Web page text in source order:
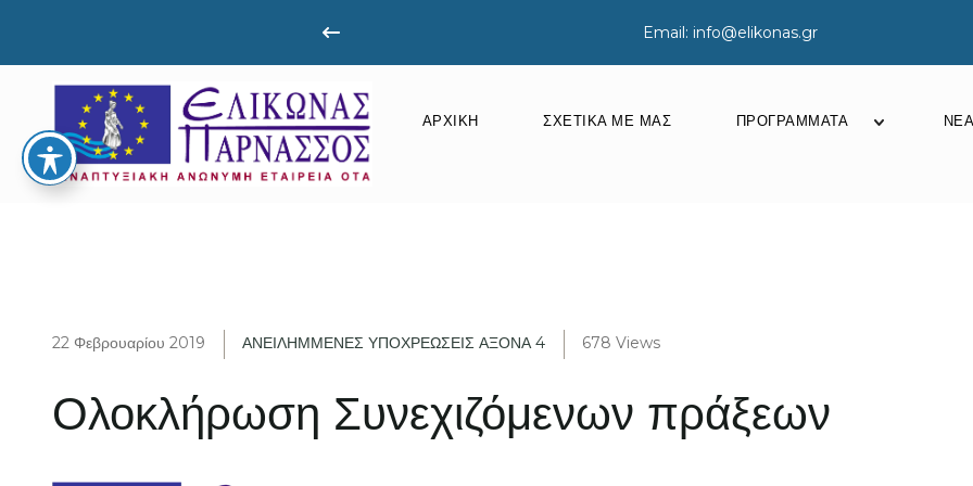
Email: info@elikonas.gr
ΑΡΧΙΚΉ ΣΧΕΤΙΚΆ ΜΕ ΜΑΣ ΠΡΟΓΡΆΜΜΑΤΑ ΝΈΑ
22 Φεβρουαρίου 2019 ΑΝΕΙΛΗΜΜΕΝΕΣ ΥΠΟΧΡΕΩΣΕΙΣ ΑΞΟΝΑ 4 678 Views
Ολοκλήρωση Συνεχιζόμενων πράξεων